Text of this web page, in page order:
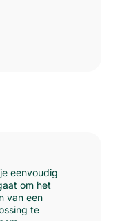
eenvoudig
om het
van een
te